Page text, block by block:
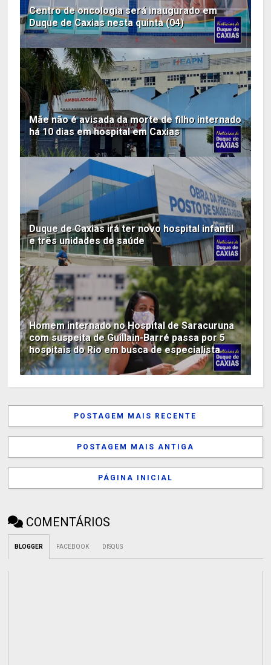
Centro de oncologia será inaugurado em
Duque de Caxias nesta quinta (04)
Mãe não é avisada da morte de filho internado
há 10 dias em hospital em Caxias
Duque de Caxias irá ter novo hospital infantil
e três unidades de saúde
Homem internado no Hospital de Saracuruna
com suspeita de Guillain-Barré passa por 5
hospitais do Rio em busca de especialista
POSTAGEM MAIS RECENTE
POSTAGEM MAIS ANTIGA
PÁGINA INICIAL
COMENTÁRIOS
BLOGGER FACEBOOK DISQUS